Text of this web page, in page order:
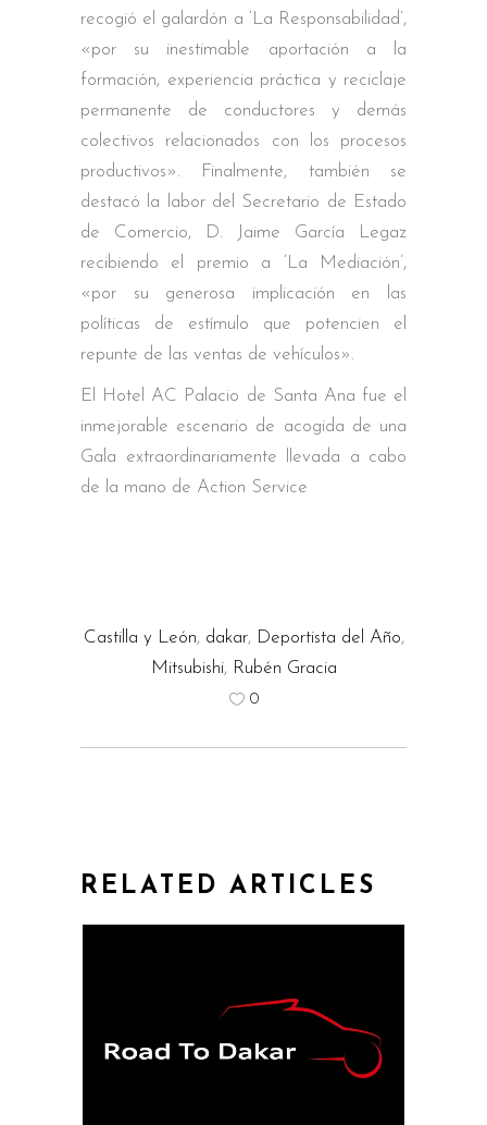
recogió el galardón a ‘La Responsabilidad’,
«por su inestimable aportación a la
formación, experiencia práctica y reciclaje
permanente de conductores y demás
colectivos relacionados con los procesos
productivos». Finalmente, también se
destacó la labor del Secretario de Estado
de Comercio, D. Jaime García Legaz
recibiendo el premio a ‘La Mediación’,
«por su generosa implicación en las
políticas de estímulo que potencien el
repunte de las ventas de vehículos».
El Hotel AC Palacio de Santa Ana fue el
inmejorable escenario de acogida de una
Gala extraordinariamente llevada a cabo
de la mano de Action Service
Castilla y León, dakar, Deportista del Año,
Mitsubishi, Rubén Gracia
0
RELATED ARTICLES